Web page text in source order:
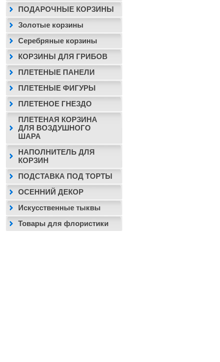
ПОДАРОЧНЫЕ КОРЗИНЫ
Золотые корзины
Серебряные корзины
КОРЗИНЫ ДЛЯ ГРИБОВ
ПЛЕТЕНЫЕ ПАНЕЛИ
ПЛЕТЕНЫЕ ФИГУРЫ
ПЛЕТЕНОЕ ГНЕЗДО
ПЛЕТЕНАЯ КОРЗИНА
ДЛЯ ВОЗДУШНОГО
ШАРА
НАПОЛНИТЕЛЬ ДЛЯ
КОРЗИН
ПОДСТАВКА ПОД ТОРТЫ
ОСЕННИЙ ДЕКОР
Искусственные тыквы
Товары для флористики